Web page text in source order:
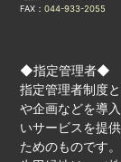
FAX：044-933-2055
◆指定管理者◆
指定管理者制度
や企画などを導
いサービスを提
ためのものです。